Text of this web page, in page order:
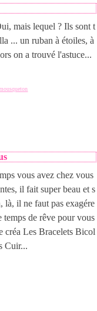
mais lequel ? Ils sont t
... un ruban à étoiles, à
on a trouvé l'astuce...
vous avez chez vous
il fait super beau et s
là, il ne faut pas exagére
de rêve pour vous
créa Les Bracelets Bicol
Cuir...